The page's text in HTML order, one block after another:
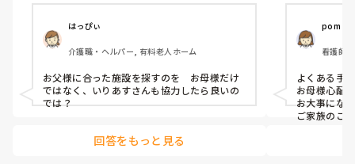
はっぴぃ
介護職・ヘルパー, 有料老人ホーム
お父様に合った施設を探すのを　お母様だけ
ではなく、いりあすさんも協力したら良いの
では？
回答をもっと見る
ました。
家族は母親と
よくある手術
なにかあれば
pom
看護師,
よくある手
お母様心配
お大事にな
ご家族のこ